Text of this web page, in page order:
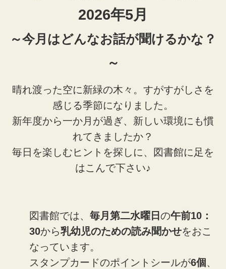
2026年5月
～今月はどんなお話が聞けるかな？
～
晴れ渡った空に新緑の木々。すがすがしさを
感じる季節になりました。
新年度から一か月が過ぎ、新しい環境にも慣
れてきましたか？
毎日を楽しむヒントを探しに、図書館に足を
はこんで下さい♪
図書館では、 毎月第二水曜日 の午前10：
30から乳幼児のための読み聞かせをおこ
なっています。
スタンプカードのポイントシールが6個 、